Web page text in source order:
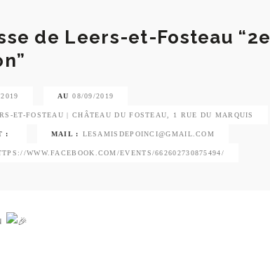
de Leers-et-Fosteau “2e
AU 08/09/2019
ET-FOSTEAU | CHÂTEAU DU FOSTEAU, 1 RUE DU MARQUIS
: MAIL : LESAMISDEPOINCI@GMAIL.COM
WWW.FACEBOOK.COM/EVENTS/662602730875494/